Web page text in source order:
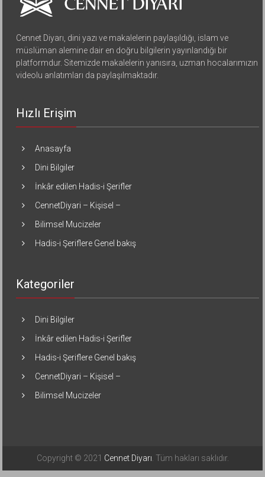
Cennet Diyarı, dini yazı ve makalelerin paylaşıldığı, islam ve
müslüman alemine dair en doğru bilgilerin yayınlandığı bir
platformdur. Sitemizde makalelerin yanısıra, uzman hocalarımızın
videolu anlatımları da paylaşılmaktadır.
Hızlı Erişim
Anasayfa
Dini Bilgiler
İnkâr edilen Hadis-i Şerifler
CennetDiyari – Kişisel –
Bilimsel Mucizeler
Hadis-i Şeriflere Genel bakış
Kategoriler
Dini Bilgiler
İnkâr edilen Hadis-i Şerifler
Hadis-i Şeriflere Genel bakış
CennetDiyari – Kişisel –
Bilimsel Mucizeler
Copyright © 2021 Cennet Diyarı . Tüm hakları saklıdır.